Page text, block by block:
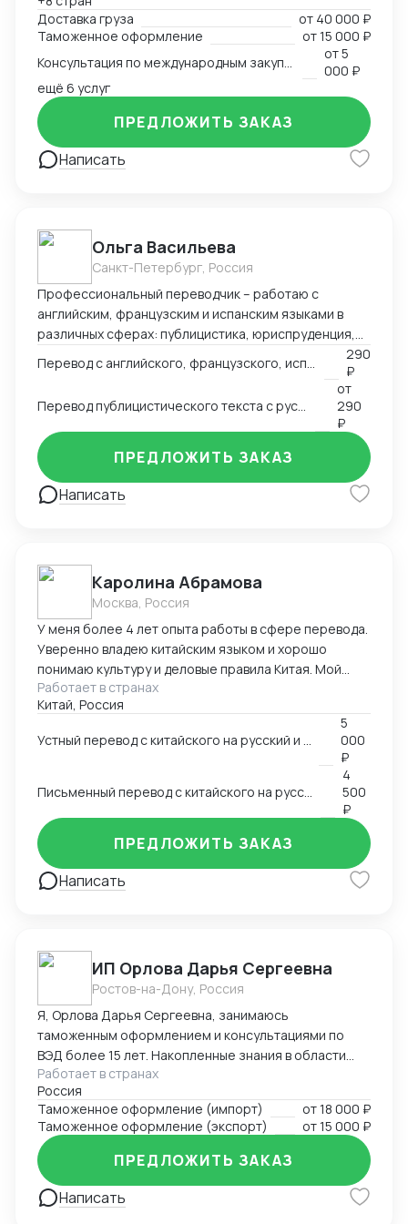
всех этапов оформления. Расчёт и планирование
затрат на транспорт, налоги, сертификацию. Опыт
разработки товара с нуля в Китае — от идеи и
адаптации под рынок до запуска продаж. Знание
рынка, умение быстро находить надёжных партнёров
и выстраивать устойчивые схемы поставок для
любой продукции — от промышленного
оборудования до товаров для маркетплейсов.
Доставка груза
от 40 000 ₽
Таможенное оформление
от15 000 ₽
от5
000 ₽
ещё 6 услуг
Написать
ПРЕДЛОЖИТЬ ЗАКАЗ
Ольга Васильева
Санкт-Петербург, Россия
Профессиональный переводчик – работаю с
английским, французским и испанским языками в
различных сферах: публицистика, юриспруденция,
290
₽
Перевод публицистического текста с русского языка на английский
от
290
₽
Написать
ПРЕДЛОЖИТЬ ЗАКАЗ
Каролина Абрамова
Москва, Россия
У меня более 4 лет опыта работы в сфере перевода.
Уверенно владею китайским языком и хорошо
понимаю культуру и деловые правила Китая. Мой
опыт работы включает работу в разных областях,
ВЭД, маркетинг, даже химическая промышленность.
гарантировать высокое качество перевода.
Работает в странах
Китай, Россия
Устный перевод с китайского на русский и с русского на китайский
5
000
₽
Письменный перевод с китайского на русский и с русского на китайский
4
500
₽
Написать
ПРЕДЛОЖИТЬ ЗАКАЗ
ИП Орлова Дарья Сергеевна
Ростов-на-Дону, Россия
Я, Орлова Дарья Сергеевна, занимаюсь
таможенным оформлением и консультациями по
ВЭД более 15 лет. Накопленные знания в области
оформления импортируемых и экспортируемых
грузов участников ВЭД позволяют проводить
таможенное оформление в кратчайшие сроки,
избежать досадных ошибок, штрафов, санкций и
сэкономить ваши ресурсы! Успешный опыт
долгосрочных партнерских отношений с
компаниями – позволил завоевать положительную
Работает в странах
Россия
Таможенное оформление (импорт)
от18 000 ₽
Таможенное оформление (экспорт)
от15 000 ₽
Написать
ПРЕДЛОЖИТЬ ЗАКАЗ